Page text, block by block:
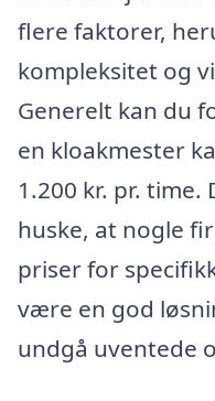
flere faktorer,
kompleksitet og
Generelt kan du
en kloakmester
1.200 kr. pr.
huske, at nogle
priser for
være en god
undgå uventede